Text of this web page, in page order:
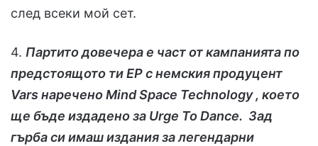
след всеки мой сет.
4. Партито довечера е част от кампанията по
предстоящото ти EP с немския продуцент
Vars наречено Mind Space Technology , което
ще бъде издадено за Urge To Dance. Зад
гърба си имаш издания за легендарни